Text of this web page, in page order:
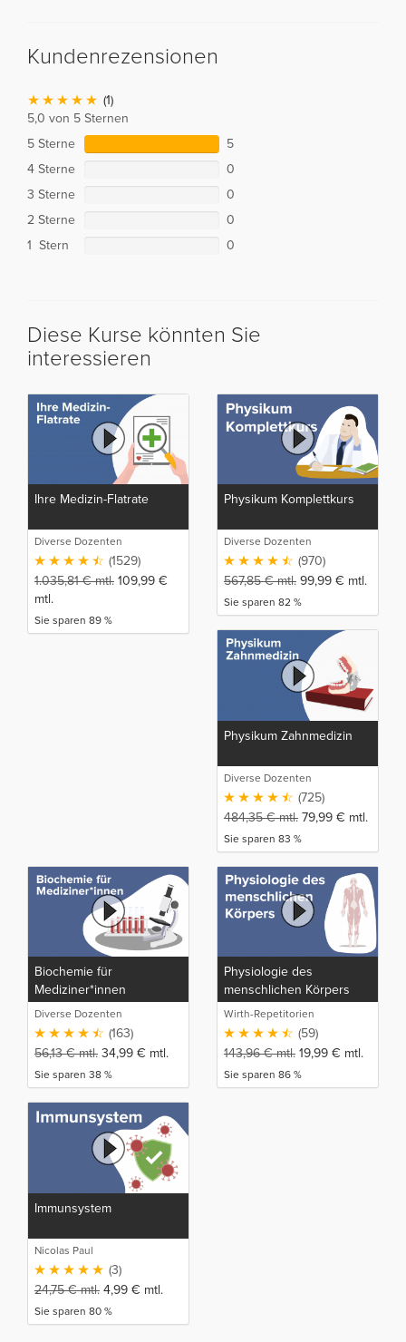
Kundenrezensionen
(1)
5,0 von 5 Sternen
5 Sterne
5
4 Sterne
0
3 Sterne
0
2 Sterne
0
1 Stern
0
Diese Kurse könnten Sie
interessieren
Ihre Medizin-Flatrate
Diverse Dozenten
(1529)
1.035,81€mtl. 109,99 €
mtl.
Sie sparen 89 %
Physikum Komplettkurs
Diverse Dozenten
(970)
567,85€mtl. 99,99 € mtl.
Sie sparen 82 %
Physikum Zahnmedizin
Diverse Dozenten
(725)
484,35€mtl. 79,99 € mtl.
Sie sparen 83 %
Biochemie für
Mediziner*innen
Diverse Dozenten
(163)
56,13€mtl. 34,99 € mtl.
Sie sparen 38 %
Physiologie des
menschlichen Körpers
Wirth-Repetitorien
(59)
143,96€mtl. 19,99 € mtl.
Sie sparen 86 %
Immunsystem
Nicolas Paul
(3)
24,75€mtl. 4,99 € mtl.
Sie sparen 80 %